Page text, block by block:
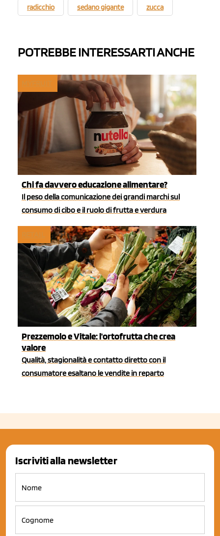
radicchio
sedano gigante zucca
POTREBBE INTERESSARTI ANCHE
Chi fa davvero educazione alimentare?
Il peso della comunicazione dei grandi marchi sul
consumo di cibo e il ruolo di frutta e verdura
Prezzemolo e Vitale: l'ortofrutta che crea
valore
Qualità, stagionalità e contatto diretto con il
consumatore esaltano le vendite in reparto
Iscriviti alla newsletter